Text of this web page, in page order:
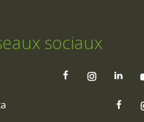
sociaux